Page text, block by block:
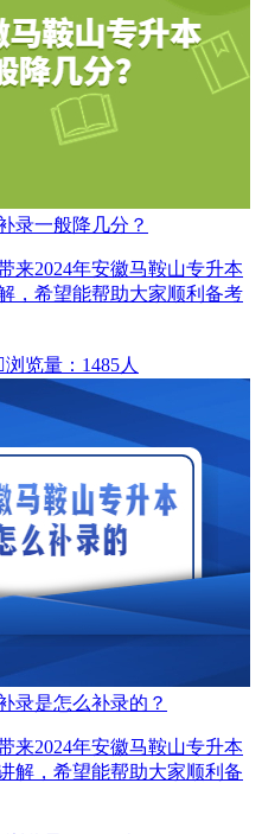
录一般降几分？
来2024年安徽马鞍山专升本
，希望能帮助大家顺利备考
浏览量：1485人
录是怎么补录的？
来2024年安徽马鞍山专升本
解，希望能帮助大家顺利备